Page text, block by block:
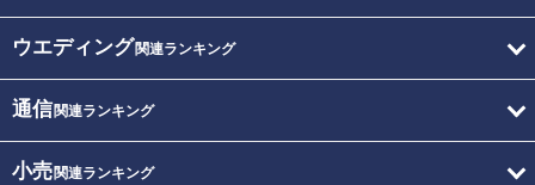
ウエディング関連ランキング
通信関連ランキング
小売関連ランキング